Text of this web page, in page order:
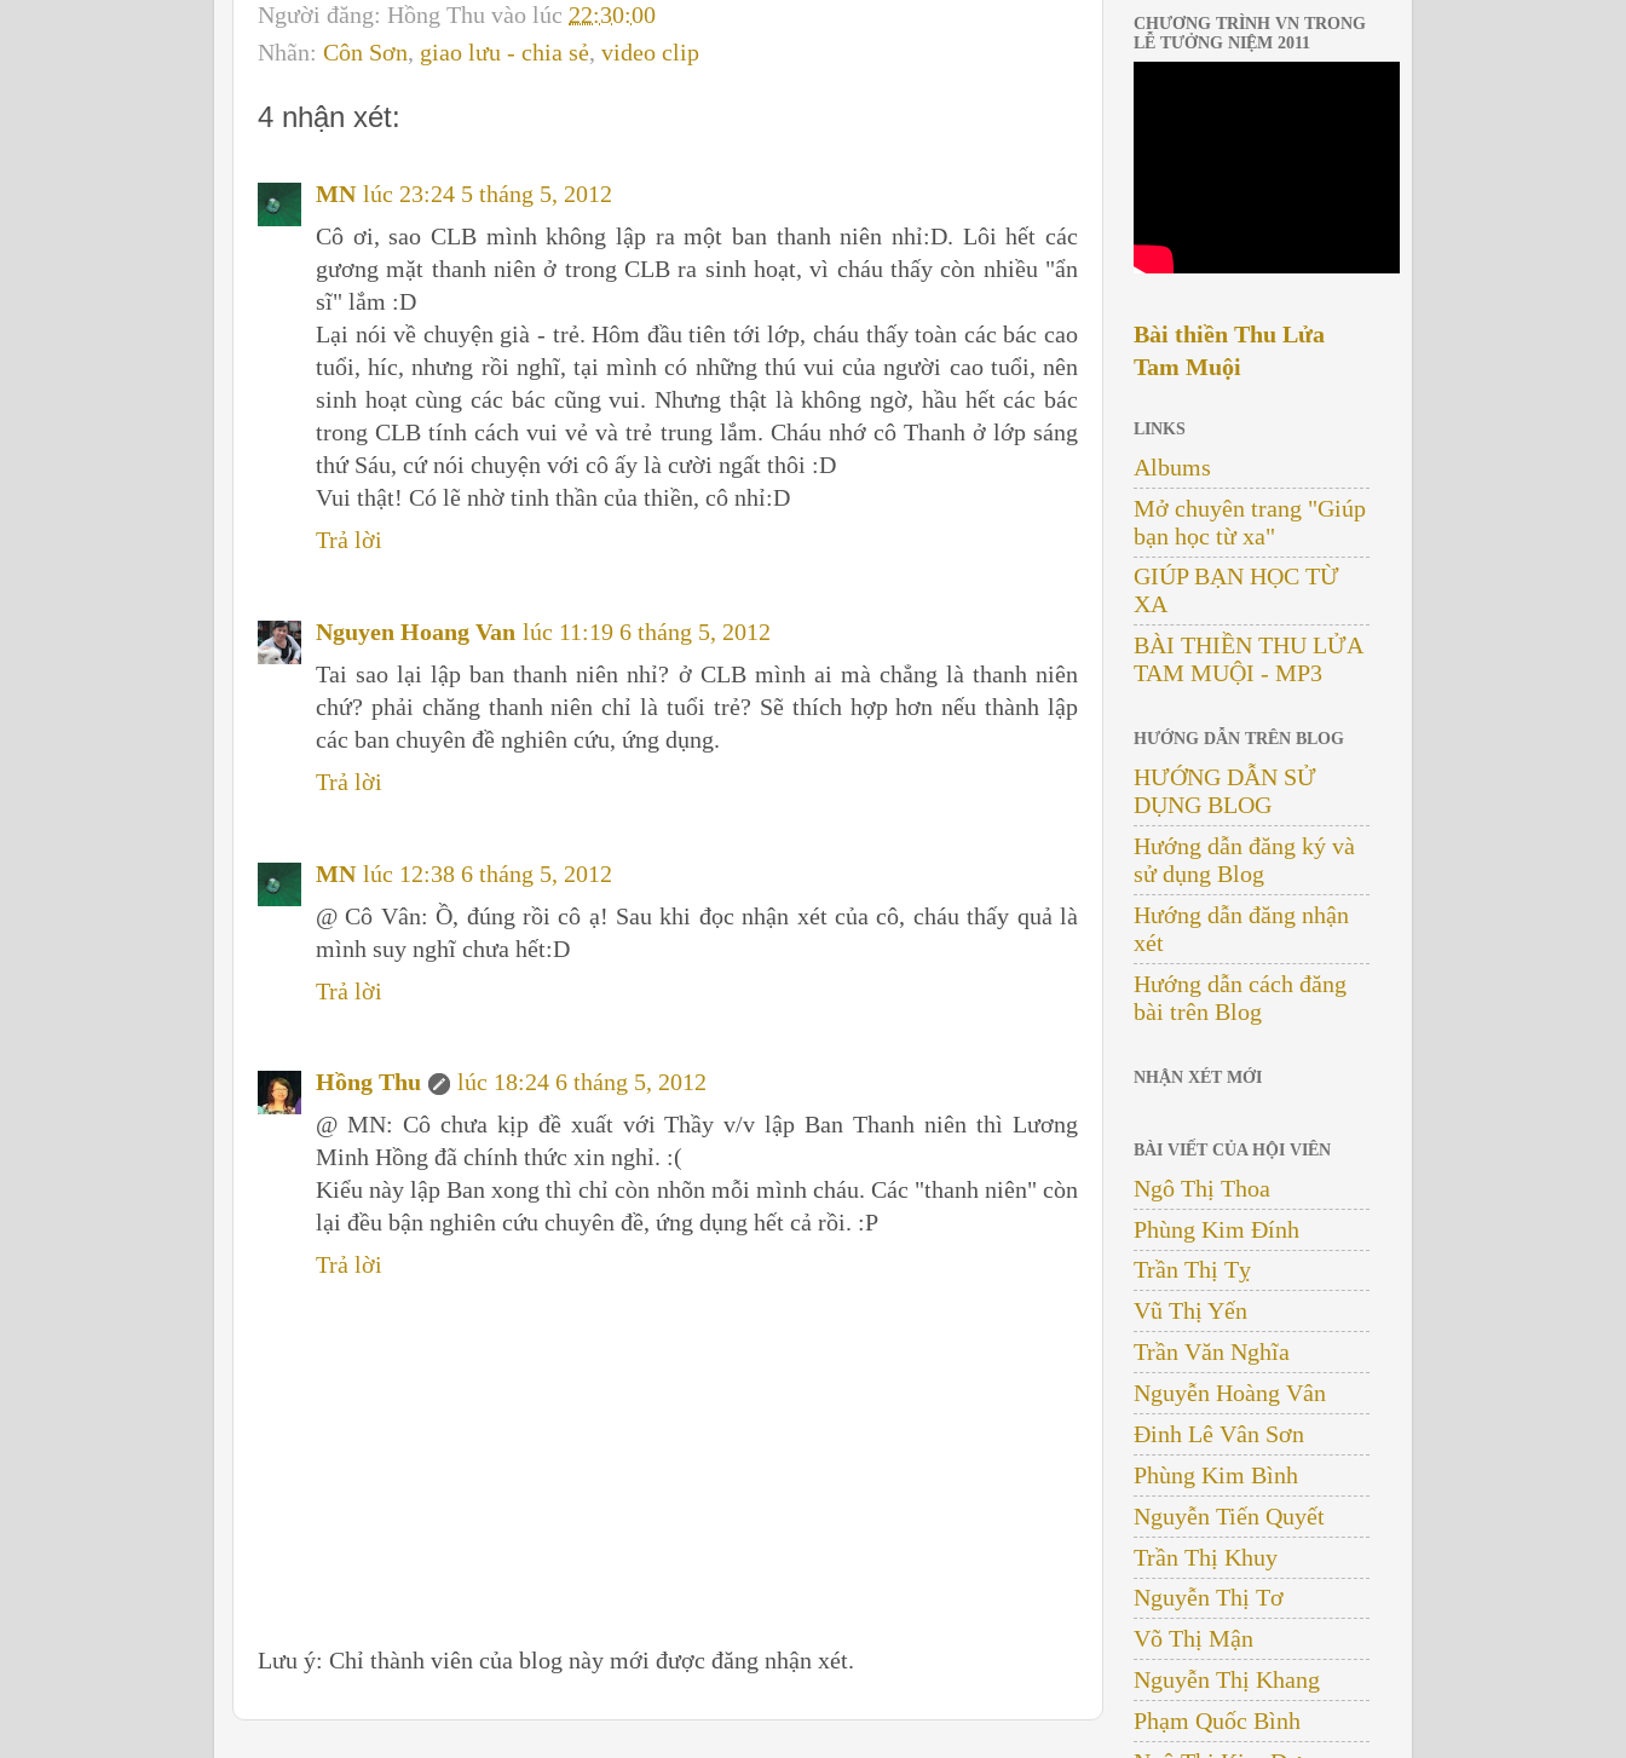
Người đăng: Hồng Thu vào lúc 22:30:00
Nhãn: Côn Sơn, giao lưu - chia sẻ, video clip
4 nhận xét:
MN lúc 23:24 5 tháng 5, 2012
Cô ơi, sao CLB mình không lập ra một ban thanh niên nhỉ:D. Lôi hết các
gương mặt thanh niên ở trong CLB ra sinh hoạt, vì cháu thấy còn nhiều "ẩn
sĩ" lắm :D
Lại nói về chuyện già - trẻ. Hôm đầu tiên tới lớp, cháu thấy toàn các bác cao
tuổi, híc, nhưng rồi nghĩ, tại mình có những thú vui của người cao tuổi, nên
sinh hoạt cùng các bác cũng vui. Nhưng thật là không ngờ, hầu hết các bác
trong CLB tính cách vui vẻ và trẻ trung lắm. Cháu nhớ cô Thanh ở lớp sáng
thứ Sáu, cứ nói chuyện với cô ấy là cười ngất thôi :D
Vui thật! Có lẽ nhờ tinh thần của thiền, cô nhỉ:D
Trả lời
Nguyen Hoang Van lúc 11:19 6 tháng 5, 2012
Tai sao lại lập ban thanh niên nhỉ? ở CLB mình ai mà chẳng là thanh niên
chứ? phải chăng thanh niên chỉ là tuổi trẻ? Sẽ thích hợp hơn nếu thành lập
các ban chuyên đề nghiên cứu, ứng dụng.
Trả lời
MN lúc 12:38 6 tháng 5, 2012
@ Cô Vân: Ồ, đúng rồi cô ạ! Sau khi đọc nhận xét của cô, cháu thấy quả là
mình suy nghĩ chưa hết:D
Trả lời
Hồng Thu
lúc 18:24 6 tháng 5, 2012
@ MN: Cô chưa kịp đề xuất với Thầy v/v lập Ban Thanh niên thì Lương
Minh Hồng đã chính thức xin nghỉ. :(
Kiểu này lập Ban xong thì chỉ còn nhõn mỗi mình cháu. Các "thanh niên" còn
lại đều bận nghiên cứu chuyên đề, ứng dụng hết cả rồi. :P
Trả lời
Lưu ý: Chỉ thành viên của blog này mới được đăng nhận xét.
CHƯƠNG TRÌNH VN TRONG
LỄ TƯỞNG NIỆM 2011
Bài thiền Thu Lửa
Tam Muội
LINKS
Albums
Mở chuyên trang "Giúp
bạn học từ xa"
GIÚP BẠN HỌC TỪ
XA
BÀI THIỀN THU LỬA
TAM MUỘI - MP3
HƯỚNG DẪN TRÊN BLOG
HƯỚNG DẪN SỬ
DỤNG BLOG
Hướng dẫn đăng ký và
sử dụng Blog
Hướng dẫn đăng nhận
xét
Hướng dẫn cách đăng
bài trên Blog
NHẬN XÉT MỚI
BÀI VIẾT CỦA HỘI VIÊN
Ngô Thị Thoa
Phùng Kim Đính
Trần Thị Tỵ
Vũ Thị Yến
Trần Văn Nghĩa
Nguyễn Hoàng Vân
Đinh Lê Vân Sơn
Phùng Kim Bình
Nguyễn Tiến Quyết
Trần Thị Khuy
Nguyễn Thị Tơ
Võ Thị Mận
Nguyễn Thị Khang
Phạm Quốc Bình